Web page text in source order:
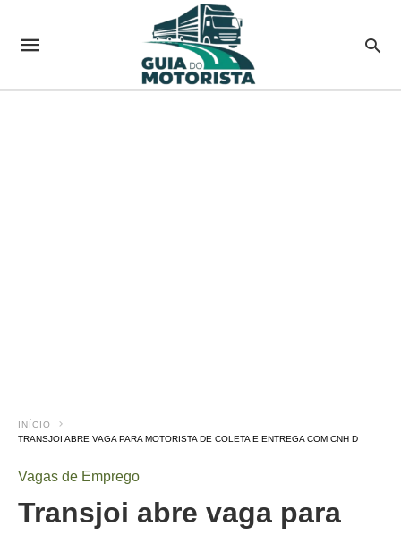
INÍCIO
TRANSJOI ABRE VAGA PARA MOTORISTA DE COLETA E ENTREGA COM CNH D
Vagas de Emprego
Transjoi abre vaga para